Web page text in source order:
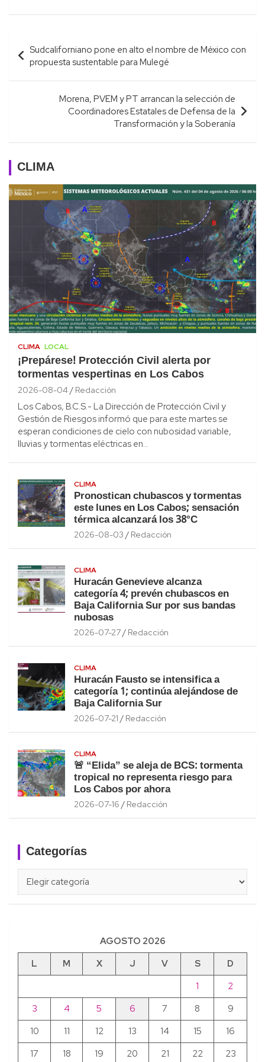
Navegación
de
entradas
Sudcaliforniano pone en alto el nombre de México con
propuesta sustentable para Mulegé
Morena, PVEM y PT arrancan la selección de
Coordinadores Estatales de Defensa de la
Transformación y la Soberanía
CLIMA
CLIMA LOCAL
¡Prepárese! Protección Civil alerta por
tormentas vespertinas en Los Cabos
2026-08-04 Redacción
Los Cabos, B.C.S.- La Dirección de Protección Civil y
Gestión de Riesgos informó que para este martes se
esperan condiciones de cielo con nubosidad variable,
lluvias y tormentas eléctricas en…
CLIMA
Pronostican chubascos y tormentas
este lunes en Los Cabos; sensación
térmica alcanzará los 38°C
2026-08-03 Redacción
CLIMA
Huracán Genevieve alcanza
categoría 4; prevén chubascos en
Baja California Sur por sus bandas
nubosas
2026-07-27 Redacción
CLIMA
Huracán Fausto se intensifica a
categoría 1; continúa alejándose de
Baja California Sur
2026-07-21 Redacción
CLIMA
🚨 “Elida” se aleja de BCS: tormenta
tropical no representa riesgo para
Los Cabos por ahora
2026-07-16 Redacción
Categorías
AGOSTO 2026
L
M X J V S
D
1
2
3
4 5 6 7 8
9
10
11 12 13 14 15
16
17
18 19 20 21 22 23